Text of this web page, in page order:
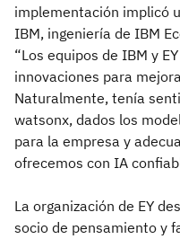
implementación implicó
IBM, ingeniería de IBM
“Los equipos de IBM y
innovaciones para
Naturalmente, tenía
watsonx, dados los
para la empresa y
ofrecemos con IA
La organización de EY
socio de pensamiento y